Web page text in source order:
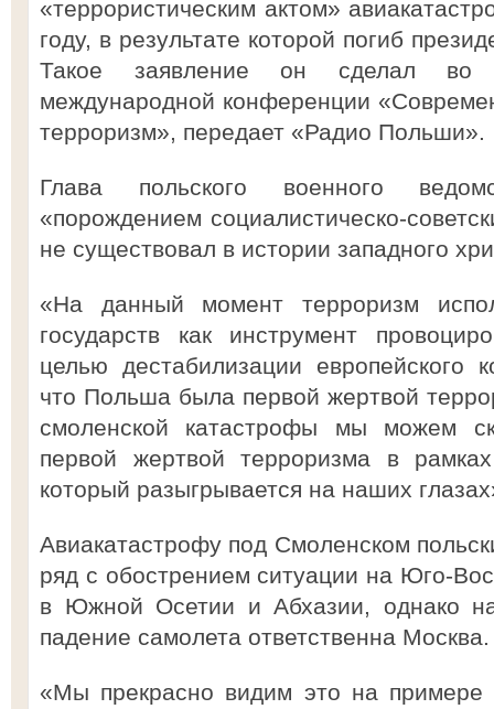
«террористическим актом»
году, в результате которой погиб
Такое заявление он сделал во
международной конференции
терроризм», передает «Радио Польши».
Глава польского военного
«порождением социалистическо-
не существовал в истории западного
«На данный момент терроризм
государств как инструмент
целью дестабилизации европейского
что Польша была первой жертвой
смоленской катастрофы мы можем
первой жертвой терроризма в
который разыгрывается на наших
Авиакатастрофу под Смоленском
ряд с обострением ситуации на Юго-
в Южной Осетии и Абхазии, однако
падение самолета ответственна Москва.
«Мы прекрасно видим это на примере